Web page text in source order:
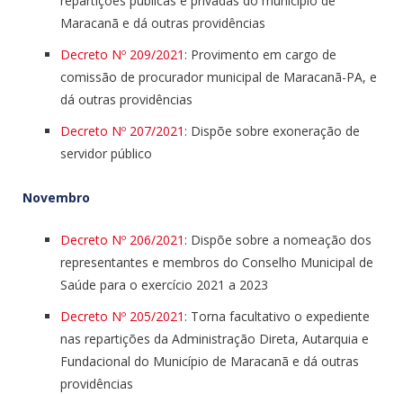
Maracanã e dá outras providências
Decreto Nº 209/2021 : Provimento em cargo de
comissão de procurador municipal de Maracanã-PA, e
dá outras providências
Decreto Nº 207/2021 : Dispõe sobre exoneração de
servidor público
Novembro
Decreto Nº 206/2021 : Dispõe sobre a nomeação dos
representantes e membros do Conselho Municipal de
Saúde para o exercício 2021 a 2023
Decreto Nº 205/2021 : Torna facultativo o expediente
nas repartições da Administração Direta, Autarquia e
Fundacional do Município de Maracanã e dá outras
providências